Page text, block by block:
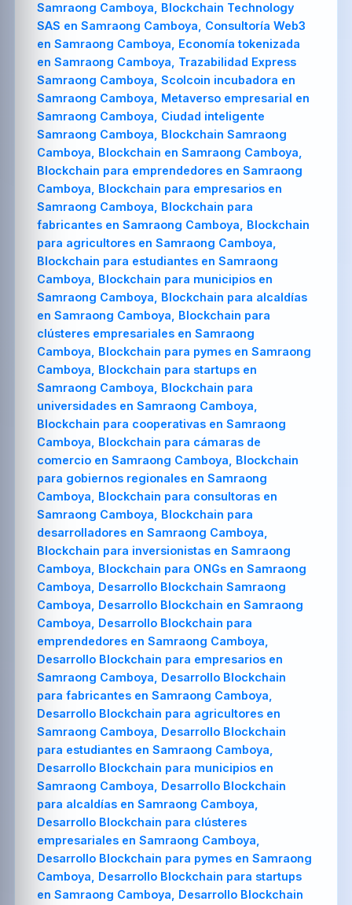
Українська
Samraong Camboya, Blockchain Technology
SAS en Samraong Camboya, Consultoría Web3
en Samraong Camboya, Economía tokenizada
en Samraong Camboya, Trazabilidad Express
Samraong Camboya, Scolcoin incubadora en
Samraong Camboya, Metaverso empresarial en
Samraong Camboya, Ciudad inteligente
Samraong Camboya, Blockchain Samraong
Camboya, Blockchain en Samraong Camboya,
Blockchain para emprendedores en Samraong
Camboya, Blockchain para empresarios en
Samraong Camboya, Blockchain para
fabricantes en Samraong Camboya, Blockchain
para agricultores en Samraong Camboya,
Blockchain para estudiantes en Samraong
Camboya, Blockchain para municipios en
Samraong Camboya, Blockchain para alcaldías
en Samraong Camboya, Blockchain para
clústeres empresariales en Samraong
Camboya, Blockchain para pymes en Samraong
Camboya, Blockchain para startups en
Samraong Camboya, Blockchain para
universidades en Samraong Camboya,
Blockchain para cooperativas en Samraong
Camboya, Blockchain para cámaras de
comercio en Samraong Camboya, Blockchain
para gobiernos regionales en Samraong
Camboya, Blockchain para consultoras en
Samraong Camboya, Blockchain para
desarrolladores en Samraong Camboya,
Blockchain para inversionistas en Samraong
Camboya, Blockchain para ONGs en Samraong
Camboya, Desarrollo Blockchain Samraong
Camboya, Desarrollo Blockchain en Samraong
Camboya, Desarrollo Blockchain para
emprendedores en Samraong Camboya,
Desarrollo Blockchain para empresarios en
Samraong Camboya, Desarrollo Blockchain
para fabricantes en Samraong Camboya,
Desarrollo Blockchain para agricultores en
Samraong Camboya, Desarrollo Blockchain
para estudiantes en Samraong Camboya,
Desarrollo Blockchain para municipios en
Samraong Camboya, Desarrollo Blockchain
para alcaldías en Samraong Camboya,
Desarrollo Blockchain para clústeres
empresariales en Samraong Camboya,
Desarrollo Blockchain para pymes en Samraong
Camboya, Desarrollo Blockchain para startups
en Samraong Camboya, Desarrollo Blockchain